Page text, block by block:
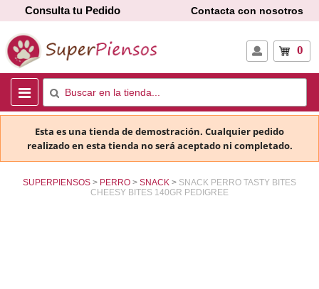
Consulta tu Pedido Contacta con nosotros
0
Esta es una tienda de demostración. Cualquier pedido
realizado en esta tienda no será aceptado ni completado.
SUPERPIENSOS PERRO SNACK
SNACK PERRO TASTY BITES
CHEESY BITES 140GR PEDIGREE